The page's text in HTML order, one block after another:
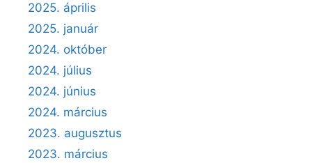
2025. április
2025. január
2024. október
2024. július
2024. június
2024. március
2023. augusztus
2023. március